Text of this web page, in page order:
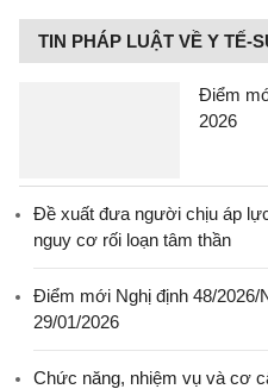
TIN PHÁP LUẬT VỀ Y TẾ-
Điểm
2026
Đề xuất đưa người chịu áp
nguy cơ rối loạn tâm thần
Điểm mới Nghị định 48/
29/01/2026
Chức năng, nhiệm vụ và cơ